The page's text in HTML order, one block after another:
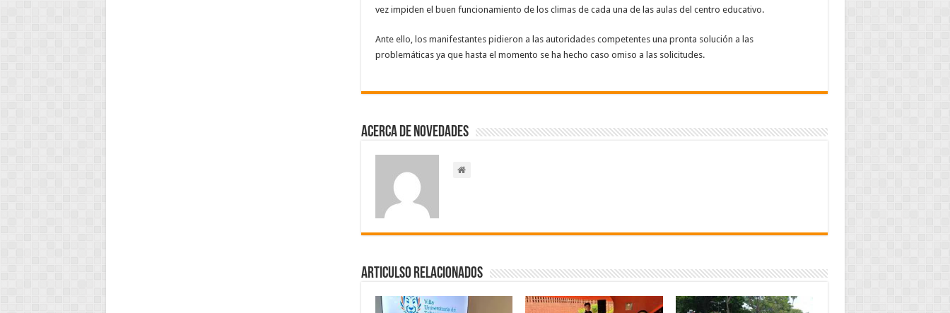
vez impiden el buen funcionamiento de los climas de cada una de las aulas del centro educativo.
Ante ello, los manifestantes pidieron a las autoridades competentes una pronta solución a las
problemáticas ya que hasta el momento se ha hecho caso omiso a las solicitudes.
Acerca de NOVEDADES
Articulso Relacionados